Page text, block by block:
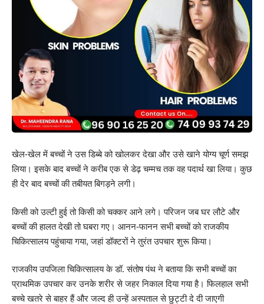
खेल-खेल में बच्चों ने उस डिब्बे को खोलकर देखा और उसे खाने योग्य चूर्ण समझ
लिया। इसके बाद बच्चों ने करीब एक से डेढ़ चम्मच तक वह पदार्थ खा लिया। कुछ
ही देर बाद बच्चों की तबीयत बिगड़ने लगी।
किसी को उल्टी हुई तो किसी को चक्कर आने लगे। परिजन जब घर लौटे और
बच्चों की हालत देखी तो घबरा गए। आनन-फानन सभी बच्चों को राजकीय
चिकित्सालय पहुंचाया गया, जहां डॉक्टरों ने तुरंत उपचार शुरू किया।
राजकीय उपजिला चिकित्सालय के डॉ. संतोष पंथ ने बताया कि सभी बच्चों का
प्राथमिक उपचार कर उनके शरीर से जहर निकाल दिया गया है। फिलहाल सभी
बच्चे खतरे से बाहर हैं और जल्द ही उन्हें अस्पताल से छुट्टी दे दी जाएगी